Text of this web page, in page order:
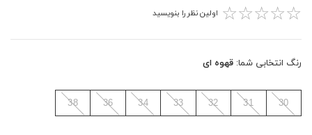
☆
☆
☆
☆
☆ اولین نظر را بنویسید
رنگ انتخابی شما: قهوه ای
30
31
32
33
34
36
38